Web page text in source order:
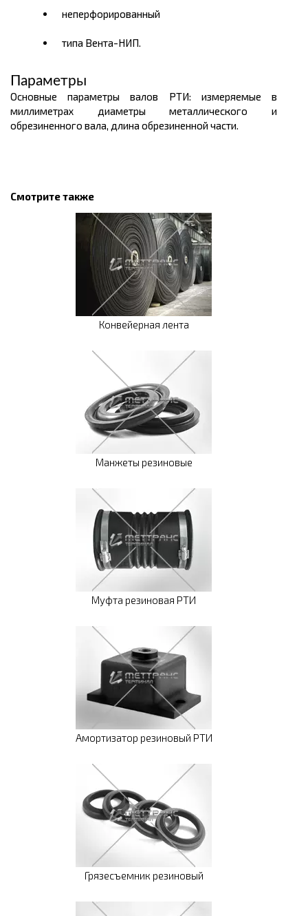
неперфорированный
типа Вента-НИП.
Параметры
Основные параметры валов РТИ: измеряемые в
миллиметрах диаметры металлического и
обрезиненного вала, длина обрезиненной части.
Смотрите также
Конвейерная лента
Манжеты резиновые
Муфта резиновая РТИ
Амортизатор резиновый РТИ
Грязесъемник резиновый